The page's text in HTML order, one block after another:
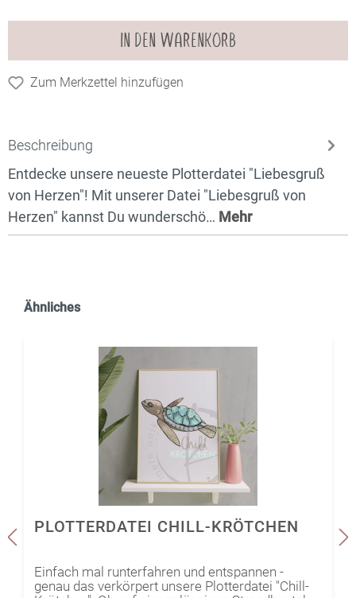
IN DEN WARENKORB
Zum Merkzettel hinzufügen
Beschreibung
Entdecke unsere neueste Plotterdatei "Liebesgruß
von Herzen"! Mit unserer Datei "Liebesgruß von
Herzen" kannst Du wunderschö… Mehr
Ähnliches
PLOTTERDATEI CHILL-KRÖTCHEN
Einfach mal runterfahren und entspannen -
genau das verkörpert unsere Plotterdatei "Chill-